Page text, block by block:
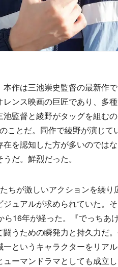
作は三池崇史監督の最新作
ンス映画の巨匠であり、多
監督と綾野がタッグを組む
ことだ。同作で綾野が演じて
を認知した方が多いのではな
だ。鮮烈だった。
ちが激しいアクションを繰り
ュアルが求められていた。
16年が経った。『でっちあ
うための瞬発力と持久力だ
というキャラクターをリア
ーマンドラマとしても成立